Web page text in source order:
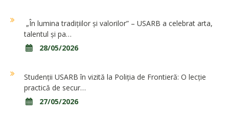
„În lumina tradițiilor și valorilor” – USARB a celebrat arta,
talentul și pa…
28/05/2026
Studenții USARB în vizită la Poliția de Frontieră: O lecție
practică de secur…
27/05/2026